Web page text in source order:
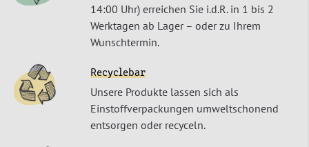
14:00 Uhr) erreichen Sie i.d.R. in 1 bis 2
Werktagen ab Lager – oder zu Ihrem
Wunschtermin.
Recyclebar
Unsere Produkte lassen sich als
Einstoffverpackungen umweltschonend
entsorgen oder recyceln.